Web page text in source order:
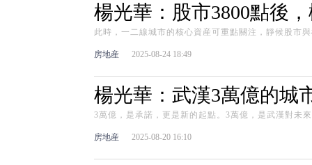
楊光華：股市3800點後
此時，一二線城市的核心資産可重點關注，靜候股市
房地産 2025-08-24 18:49
楊光華：武漢3萬億的城
3萬億，是承諾，更是新的起點。3萬億，是武漢對未
房地産 2025-08-20 16:10